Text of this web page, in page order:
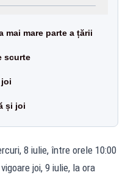
mai mare parte a țării
scurte
joi
și joi
8 iulie, între orele 10:00
joi, 9 iulie, la ora